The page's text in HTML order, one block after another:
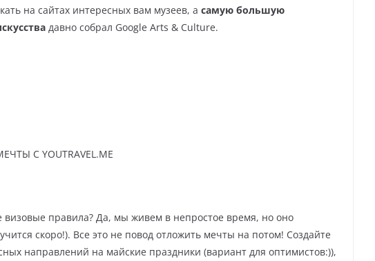
на сайтах интересных вам музеев, а самую большую
давно собрал Google Arts & Culture.
C YOUTRAVEL.ME
правила? Да, мы живем в непростое время, но оно
скоро!). Все это не повод отложить мечты на потом! Создайте
направлений на майские праздники (вариант для оптимистов:)),